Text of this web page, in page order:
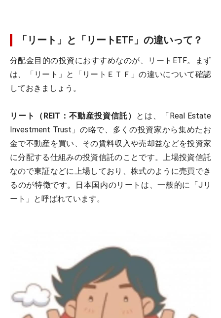
「リート」と「リートETF」の違いって？
分配金目的の投資におすすめなのが、リートETF。まず
は、「リート」と「リートＥＴＦ」の違いについて確認
しておきましょう。
リート（REIT：不動産投資信託）
とは、「Real Estate
Investment Trust」の略で、多くの投資家から集めたお
金で不動産を買い、その賃料収入や売却益などを投資家
に分配する仕組みの投資信託のことです。上場投資信託
なので東証などに上場しており、株式のように売買でき
るのが特徴です。日本国内のリートは、一般的に「Jリ
ート」と呼ばれています。